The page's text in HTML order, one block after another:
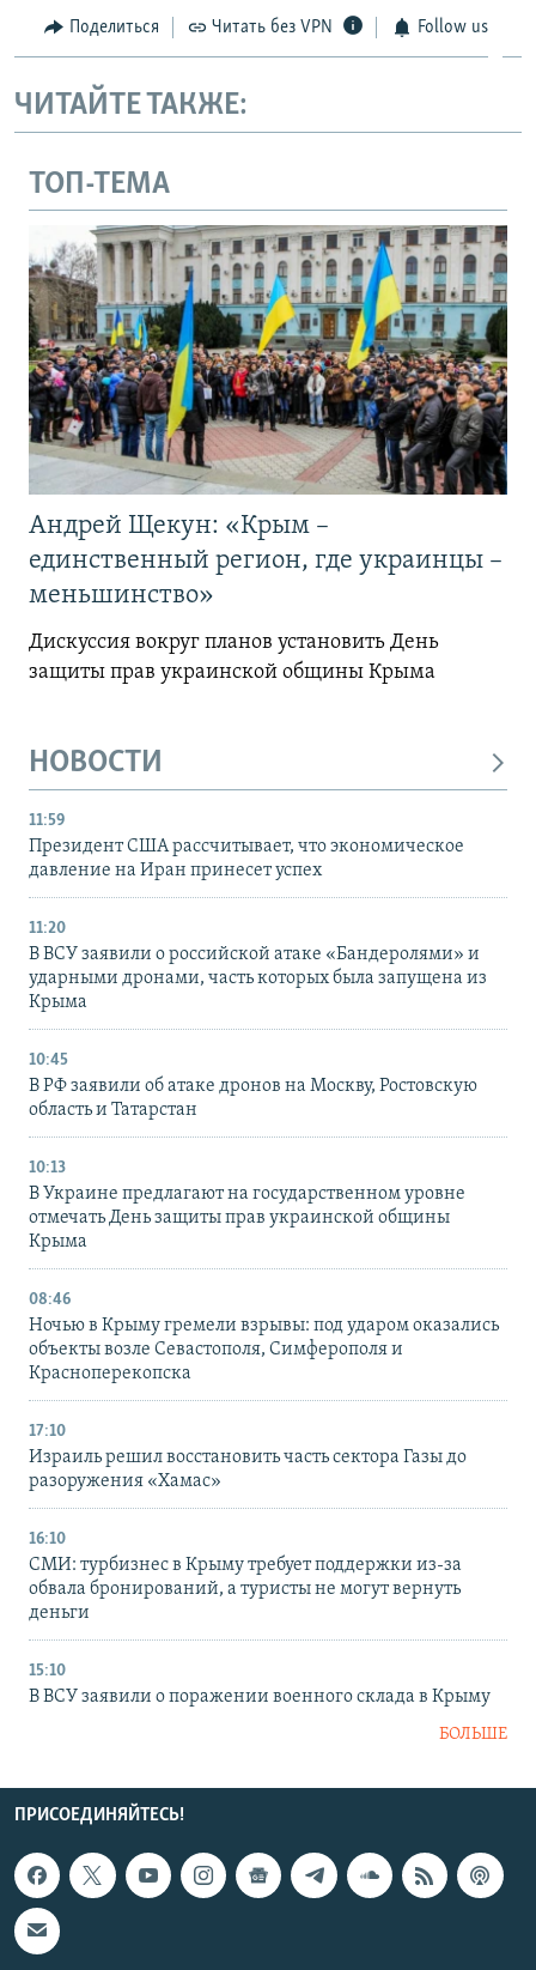
Поделиться Читать без VPN Follow us
ЧИТАЙТЕ ТАКЖЕ:
ТОП-ТЕМА
Андрей Щекун: «Крым –
единственный регион, где украинцы –
меньшинство»
Дискуссия вокруг планов установить День
защиты прав украинской общины Крыма
НОВОСТИ
11:59
Президент США рассчитывает, что экономическое
давление на Иран принесет успех
11:20
В ВСУ заявили о российской атаке «Бандеролями» и
ударными дронами, часть которых была запущена из
Крыма
10:45
В РФ заявили об атаке дронов на Москву, Ростовскую
область и Татарстан
10:13
В Украине предлагают на государственном уровне
отмечать День защиты прав украинской общины
Крыма
08:46
Ночью в Крыму гремели взрывы: под ударом оказались
объекты возле Севастополя, Симферополя и
Красноперекопска
17:10
Израиль решил восстановить часть сектора Газы до
разоружения «Хамас»
16:10
СМИ: турбизнес в Крыму требует поддержки из-за
обвала бронирований, а туристы не могут вернуть
деньги
15:10
В ВСУ заявили о поражении военного склада в Крыму
БОЛЬШЕ
ПРИСОЕДИНЯЙТЕСЬ!